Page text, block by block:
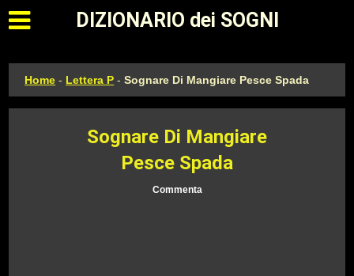
Apri il menu principale
DIZIONARIO dei SOGNI
Home - Lettera P -Sognare Di Mangiare Pesce Spada
Sognare Di Mangiare
Pesce Spada
Commenta